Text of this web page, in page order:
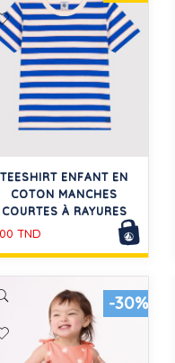
TEESHIRT ENFANT EN
COTON MANCHES
COURTES À RAYURES
TND
-30%